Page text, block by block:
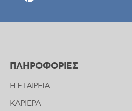
ΠΛΗΡΟΦΟΡΙΕΣ
Η ΕΤΑΙΡΕΙΑ
ΚΑΡΙΕΡΑ